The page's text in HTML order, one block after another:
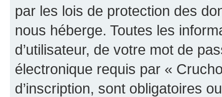
par les lois de protection des
nous héberge. Toutes les
d’utilisateur, de votre mot de
électronique requis par «
d’inscription, sont obligatoires